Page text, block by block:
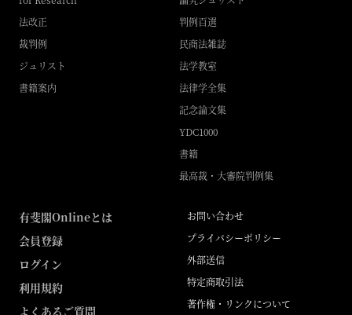
法改正
裁判例
ジュリスト
書籍案内
判例百選
民商法雑誌
法学教室
法律学全集
記念論文集
YDC1000
書籍
最高裁・大審院判例集
有斐閣Onlineとは
会員登録
ログイン
利用規約
よくあるご質問
お問い合わせ
プライバシーポリシー
外部送信
特定商取引法
著作権・リンクについて